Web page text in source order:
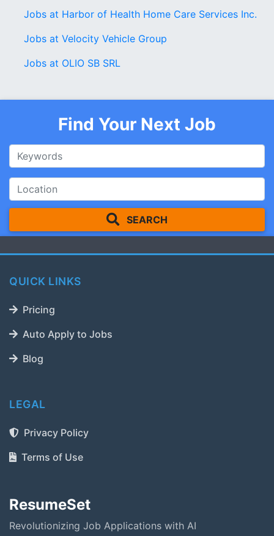
Jobs at Harbor of Health Home Care Services Inc.
Jobs at Velocity Vehicle Group
Jobs at OLIO SB SRL
Find Your Next Job
SEARCH
QUICK LINKS
Pricing
Auto Apply to Jobs
Blog
LEGAL
Privacy Policy
Terms of Use
ResumeSet
Revolutionizing Job Applications with AI